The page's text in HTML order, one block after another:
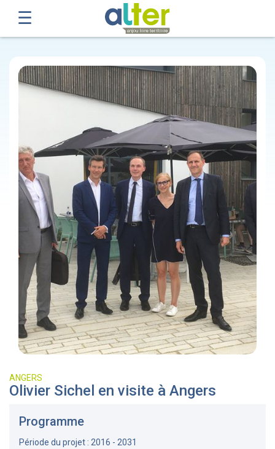
ANGERS
Olivier Sichel en visite à Angers
Programme
Période du projet : 2016 - 2031